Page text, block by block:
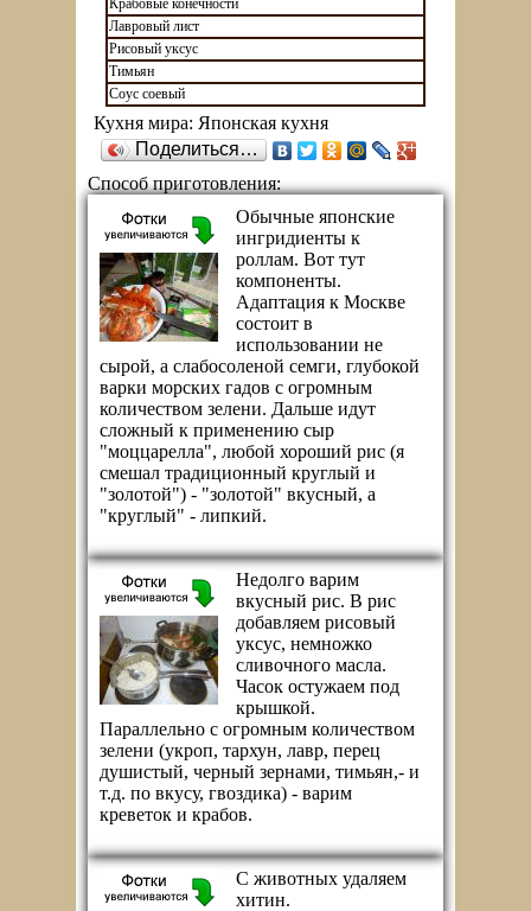
Крабовые конечности
Лавровый лист
Рисовый уксус
Тимьян
Соус соевый
Кухня мира: Японская кухня
Поделиться…
Способ приготовления:
Обычные японские
ингридиенты к
роллам. Вот тут
компоненты.
Адаптация к Москве
состоит в
использовании не
сырой, а слабосоленой семги, глубокой
варки морских гадов с огромным
количеством зелени. Дальше идут
сложный к применению сыр
"моццарелла", любой хороший рис (я
смешал традиционный круглый и
"золотой") - "золотой" вкусный, а
"круглый" - липкий.
Недолго варим
вкусный рис. В рис
добавляем рисовый
уксус, немножко
сливочного масла.
Часок остужаем под
крышкой.
Параллельно с огромным количеством
зелени (укроп, тархун, лавр, перец
душистый, черный зернами, тимьян,- и
т.д. по вкусу, гвоздика) - варим
креветок и крабов.
С животных удаляем
хитин.